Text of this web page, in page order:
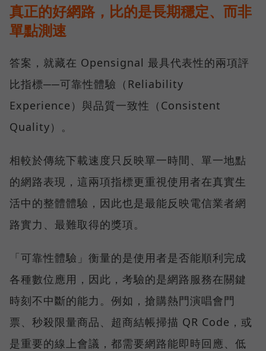
真正的好網路，比的是長期穩定、而非
單點測速
答案，就藏在 Opensignal 最具代表性的兩項評
比指標──可靠性體驗（Reliability
Experience）與品質一致性（Consistent
Quality）。
相較於傳統下載速度只反映單一時間、單一地點
的網路表現，這兩項指標更重視使用者在真實生
活中的整體體驗，因此也是最能反映電信業者網
路實力、最難取得的獎項。
「可靠性體驗」衡量的是使用者是否能順利完成
各種數位應用，因此，考驗的是網路服務在關鍵
時刻不中斷的能力。例如，搶購熱門演唱會門
票、秒殺限量商品、超商結帳掃描 QR Code，或
是重要的線上會議，都需要網路能即時回應、低